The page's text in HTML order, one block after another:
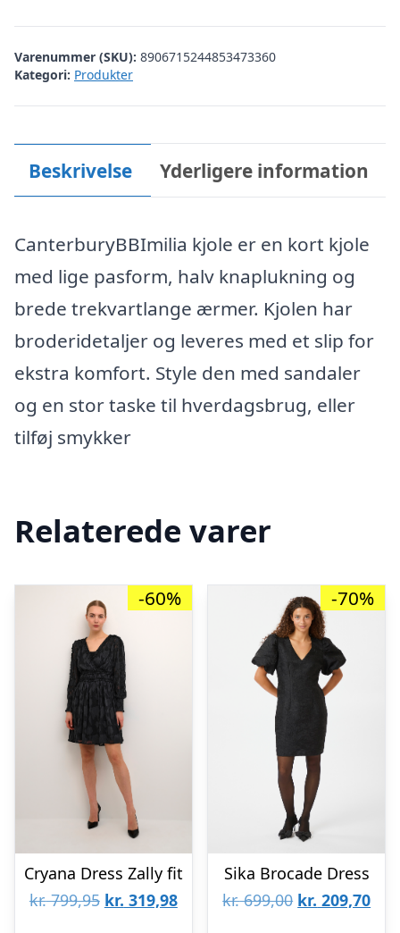
Varenummer (SKU): 8906715244853473360
Kategori: Produkter
Beskrivelse Yderligere information
CanterburyBBImilia kjole er en kort kjole
med lige pasform, halv knaplukning og
brede trekvartlange ærmer. Kjolen har
broderidetaljer og leveres med et slip for
ekstra komfort. Style den med sandaler
og en stor taske til hverdagsbrug, eller
tilføj smykker
Relaterede varer
-60%
Cryana Dress Zally fit
kr.799,95 Den
kr. 319,98Den
-70%
Sika Brocade Dress
kr.699,00 Den
kr. 209,70Den